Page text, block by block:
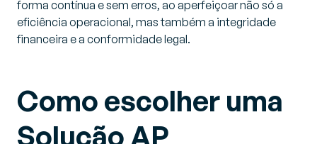
forma contínua e sem erros, ao aperfeiçoar não só a
eficiência operacional, mas também a integridade
financeira e a conformidade legal.
Como escolher uma
Solução AP